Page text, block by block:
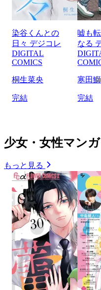
染谷くんとの
日々 デジコレ
DIGITAL
COMICS
桐生菜央
完結
嘘も
なる
寒田鰤
完結
少女・女性マン
もっと見る